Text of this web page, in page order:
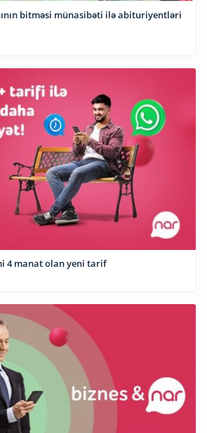
bitməsi münasibəti ilə abituriyentləri
4 manat olan yeni tarif